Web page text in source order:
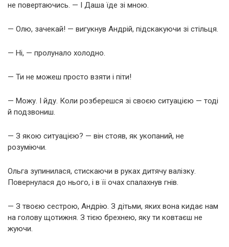
не повертаючись. — І Даша їде зі мною.
— Олю, зачекай! — вигукнув Андрій, підскакуючи зі стільця.
— Ні, — пролунало холодно.
— Ти не можеш просто взяти і піти!
— Можу. І йду. Коли розберешся зі своєю ситуацією — тоді
й подзвониш.
— З якою ситуацією? — він стояв, як укопаний, не
розуміючи.
Ольга зупинилася, стискаючи в руках дитячу валізку.
Повернулася до нього, і в її очах спалахнув гнів.
— З твоєю сестрою, Андрію. З дітьми, яких вона кидає нам
на голову щотижня. З тією брехнею, яку ти ковтаєш не
жуючи.